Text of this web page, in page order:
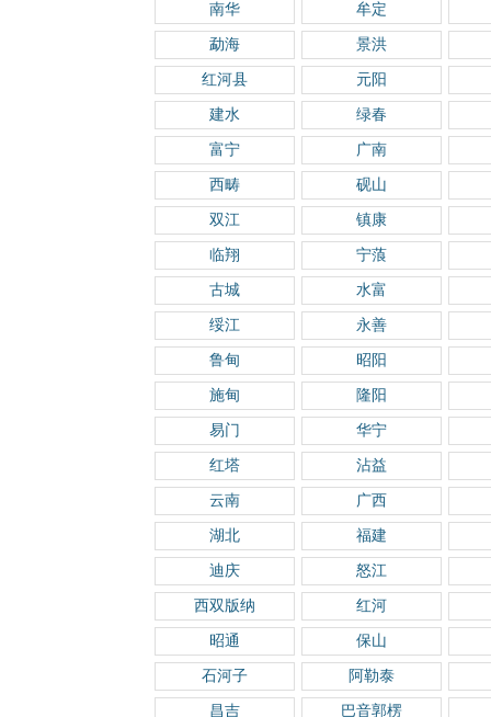
南华 牟定
勐海 景洪
红河县 元阳
建水 绿春
富宁 广南
西畴 砚山
双江 镇康
临翔 宁蒗
古城 水富
绥江 永善
鲁甸 昭阳
施甸 隆阳
易门 华宁
红塔 沾益
云南 广西
湖北 福建
迪庆 怒江
西双版纳 红河
昭通 保山
石河子 阿勒泰
昌吉 巴音郭楞